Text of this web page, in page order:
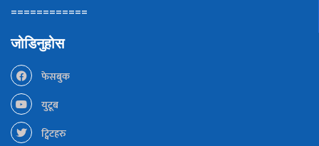
============
जोडिनुहोस
फेसबुक
युटूब
ट्विटहरु